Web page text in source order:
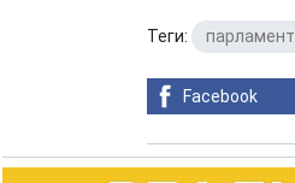
Теги: парламент
Facebook